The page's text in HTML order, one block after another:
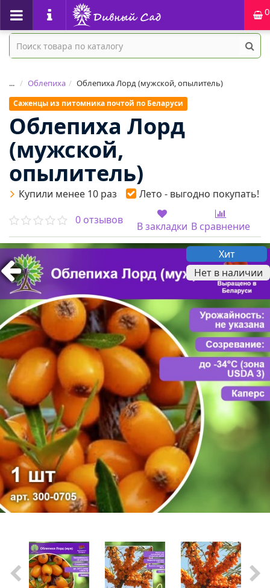
0
... Облепиха Облепиха Лорд (мужской, опылитель)
Саженцы из питомника почтой по Беларуси
Облепиха Лорд
(мужской,
опылитель)
Купили менее 10 раз
Лето - выгодно покупать!
0 отзывов
В закладки В сравнение
Хит
Нет в наличии